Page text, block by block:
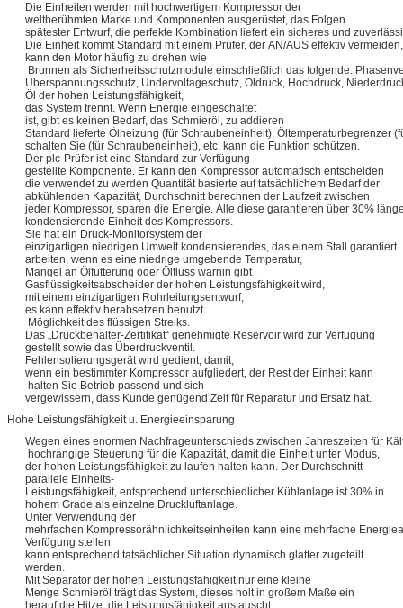
Die Einheiten werden mit hochwertigem Kompressor der
weltberühmten Marke und Komponenten ausgerüstet, das Folgen
spätester Entwurf, die perfekte Kombination liefert ein sicheres und
Die Einheit kommt Standard mit einem Prüfer, der AN/AUS effektiv vermeiden,
kann den Motor häufig zu drehen wie
Brunnen als Sicherheitsschutzmodule einschließlich das folgende:
Überspannungsschutz, Undervoltageschutz, Öldruck, Hochdruck,
Öl der hohen Leistungsfähigkeit,
das System trennt. Wenn Energie eingeschaltet
ist, gibt es keinen Bedarf, das Schmieröl, zu addieren
Standard lieferte Ölheizung (für Schraubeneinheit), Öltemperaturbegrenzer
schalten Sie (für Schraubeneinheit), etc. kann die Funktion schützen.
Der plc-Prüfer ist eine Standard zur Verfügung
gestellte Komponente. Er kann den Kompressor automatisch entscheiden
die verwendet zu werden Quantität basierte auf tatsächlichem Bedarf der
abkühlenden Kapazität, Durchschnitt berechnen der Laufzeit zwischen
jeder Kompressor, sparen die Energie. Alle diese garantieren über 30%
kondensierende Einheit des Kompressors.
Sie hat ein Druck-Monitorsystem der
einzigartigen niedrigen Umwelt kondensierendes, das einem Stall garantiert
arbeiten, wenn es eine niedrige umgebende Temperatur,
Mangel an Ölfütterung oder Ölfluss warnin gibt
Gasflüssigkeitsabscheider der hohen Leistungsfähigkeit wird,
mit einem einzigartigen Rohrleitungsentwurf,
es kann effektiv herabsetzen benutzt
Möglichkeit des flüssigen Streiks.
Das „Druckbehälter-Zertifikat“ genehmigte Reservoir wird zur Verfügung
gestellt sowie das Überdruckventil.
Fehlerisolierungsgerät wird gedient, damit,
wenn ein bestimmter Kompressor aufgliedert, der Rest der Einheit kann
halten Sie Betrieb passend und sich
vergewissern, dass Kunde genügend Zeit für Reparatur und Ersatz hat.
Hohe Leistungsfähigkeit u. Energieeinsparung
Wegen eines enormen Nachfrageunterschieds zwischen Jahreszeiten für
hochrangige Steuerung für die Kapazität, damit die Einheit unter Modus,
der hohen Leistungsfähigkeit zu laufen halten kann. Der Durchschnitt
parallele Einheits-
Leistungsfähigkeit, entsprechend unterschiedlicher Kühlanlage ist 30% in
hohem Grade als einzelne Druckluftanlage.
Unter Verwendung der
mehrfachen Kompressorähnlichkeitseinheiten kann eine mehrfache
Verfügung stellen
kann entsprechend tatsächlicher Situation dynamisch glatter zugeteilt
werden.
Mit Separator der hohen Leistungsfähigkeit nur eine kleine
Menge Schmieröl trägt das System, dieses holt in großem Maße ein
herauf die Hitze, die Leistungsfähigkeit austauscht.